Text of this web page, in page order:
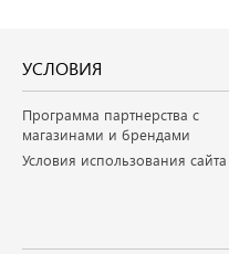
УСЛОВИЯ
Программа партнерства с
магазинами и брендами
Условия использования сайта